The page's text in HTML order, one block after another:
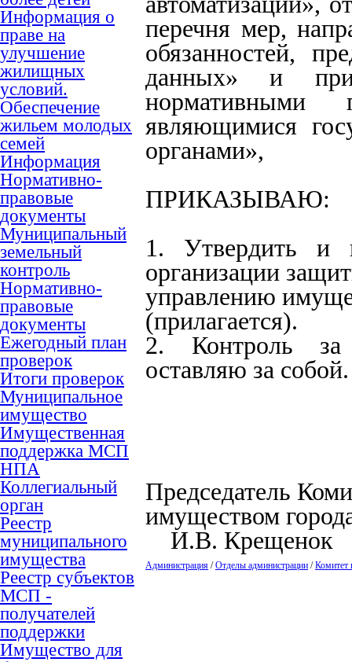
Информация о
праве на
улучшение
жилищных
условий.
Обеспечение
жильем молодых
семей
Информация
Нормативно-
правовые
документы
Муниципальный
земельный
контроль
Нормативно-
правовые
документы
Ежегодный план
проверок
Итоги проверок
Муниципальное
имущество
Имущественная
поддержка МСП
НПА
Коллегиальный
орган
Реестр
муниципального
имущества
Реестр субъектов
МСП -
получателей
поддержки
Имущество для
перечня мер,
обязанностей,
данных» и
нормативными
являющимися
органами»,
ПРИКАЗЫВАЮ:
1. Утвердить и
организации
управлению
(прилагается).
2. Контроль за
оставляю за собой.
Председатель
И.В. Крещенок
Администрация /Отделы администрации /Комитет